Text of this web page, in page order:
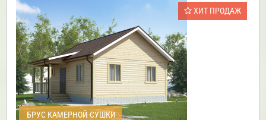
ХИТ ПРОДАЖ
БРУС КАМЕРНОЙ СУШКИ